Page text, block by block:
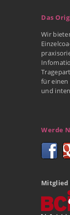
Das
Wir
für einen
und
Werde
Mitglied